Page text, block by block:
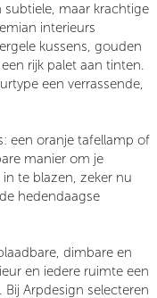
maar krachtige
interieurs
kussens, gouden
rijk palet aan tinten.
een verrassende,
een oranje tafellamp of
manier om je
te blazen, zeker nu
hedendaagse
dimbare en
en iedere ruimte een
Arpdesign selecteren